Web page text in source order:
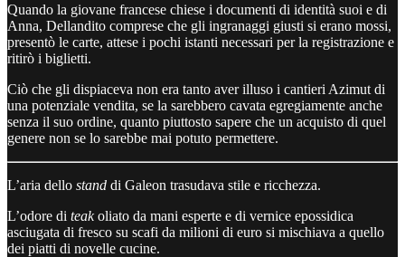
Quando la giovane francese chiese i documenti di identità suoi e di
Anna, Dellandito comprese che gli ingranaggi giusti si erano mossi,
presentò le carte, attese i pochi istanti necessari per la registrazione e
ritirò i biglietti.
Ciò che gli dispiaceva non era tanto aver illuso i cantieri Azimut di
una potenziale vendita, se la sarebbero cavata egregiamente anche
senza il suo ordine, quanto piuttosto sapere che un acquisto di quel
genere non se lo sarebbe mai potuto permettere.
L’aria dello stand di Galeon trasudava stile e ricchezza.
L’odore di teakoliato da mani esperte e di vernice epossidica
asciugata di fresco su scafi da milioni di euro si mischiava a quello
dei piatti di novelle cucine.